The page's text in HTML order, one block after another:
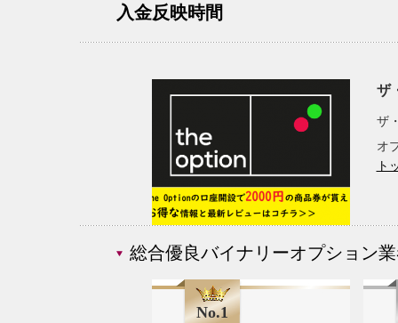
入金反映時間
ザ
ザ
オ
ト
総合優良バイナリーオプション
No.1